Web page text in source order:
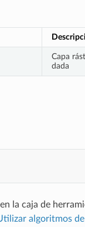
Capa
dada
la caja de
algoritmos